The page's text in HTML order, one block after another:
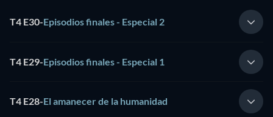
T4 E30-Episodios finales - Especial 2
T4 E29-Episodios finales - Especial 1
T4 E28-El amanecer de la humanidad